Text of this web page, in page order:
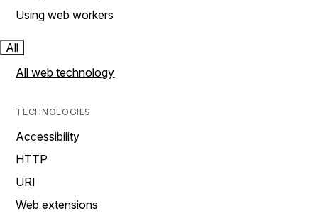
Using web workers
All
All web technology
TECHNOLOGIES
Accessibility
HTTP
URI
Web extensions